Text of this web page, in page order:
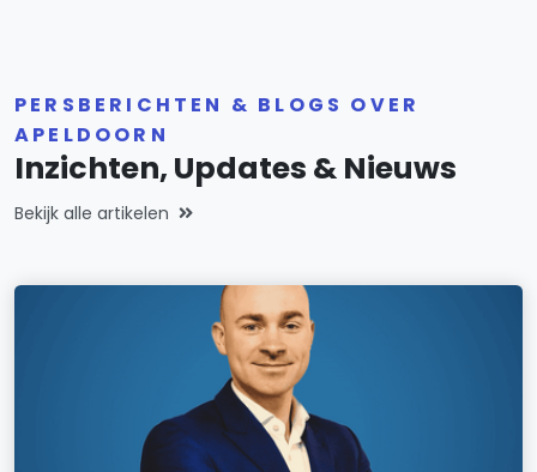
PERSBERICHTEN & BLOGS OVER
APELDOORN
Inzichten, Updates & Nieuws
Bekijk alle artikelen